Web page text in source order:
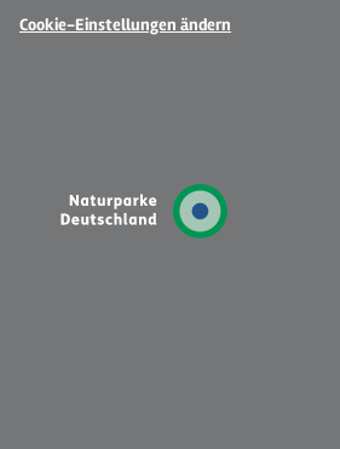
Cookie-Einstellungen ändern